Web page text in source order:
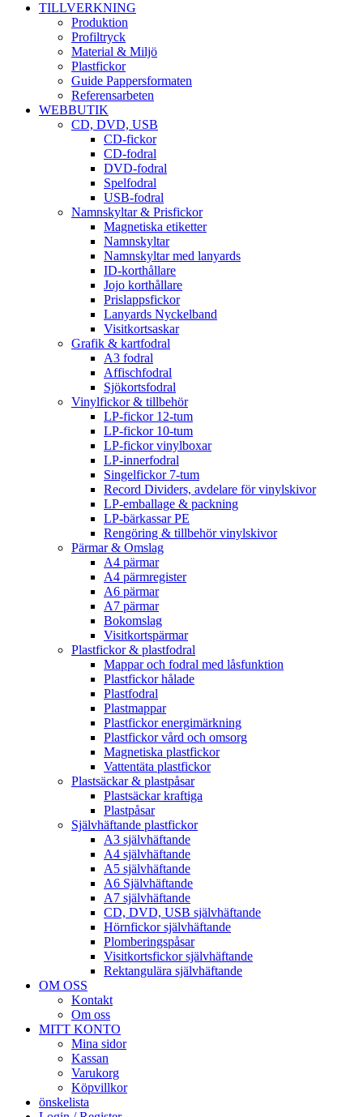
TILLVERKNING
Produktion
Profiltryck
Material & Miljö
Plastfickor
Guide Pappersformaten
Referensarbeten
WEBBUTIK
CD, DVD, USB
CD-fickor
CD-fodral
DVD-fodral
Spelfodral
USB-fodral
Namnskyltar & Prisfickor
Magnetiska etiketter
Namnskyltar
Namnskyltar med lanyards
ID-korthållare
Jojo korthållare
Prislappsfickor
Lanyards Nyckelband
Visitkortsaskar
Grafik & kartfodral
A3 fodral
Affischfodral
Sjökortsfodral
Vinylfickor & tillbehör
LP-fickor 12-tum
LP-fickor 10-tum
LP-fickor vinylboxar
LP-innerfodral
Singelfickor 7-tum
Record Dividers, avdelare för vinylskivor
LP-emballage & packning
LP-bärkassar PE
Rengöring & tillbehör vinylskivor
Pärmar & Omslag
A4 pärmar
A4 pärmregister
A6 pärmar
A7 pärmar
Bokomslag
Visitkortspärmar
Plastfickor & plastfodral
Mappar och fodral med låsfunktion
Plastfickor hålade
Plastfodral
Plastmappar
Plastfickor energimärkning
Plastfickor vård och omsorg
Magnetiska plastfickor
Vattentäta plastfickor
Plastsäckar & plastpåsar
Plastsäckar kraftiga
Plastpåsar
Självhäftande plastfickor
A3 självhäftande
A4 självhäftande
A5 självhäftande
A6 Självhäftande
A7 självhäftande
CD, DVD, USB självhäftande
Hörnfickor självhäftande
Plomberingspåsar
Visitkortsfickor självhäftande
Rektangulära självhäftande
OM OSS
Kontakt
Om oss
MITT KONTO
Mina sidor
Kassan
Varukorg
Köpvillkor
önskelista